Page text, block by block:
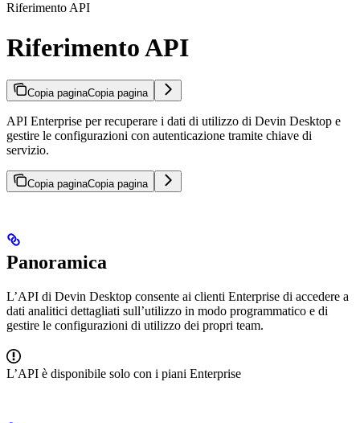
Riferimento API
Riferimento API
Copia paginaCopia pagina
API Enterprise per recuperare i dati di utilizzo di Devin Desktop e
gestire le configurazioni con autenticazione tramite chiave di
servizio.
Copia paginaCopia pagina
Panoramica
L’API di Devin Desktop consente ai clienti Enterprise di accedere a
dati analitici dettagliati sull’utilizzo in modo programmatico e di
gestire le configurazioni di utilizzo dei propri team.
L’API è disponibile solo con i piani Enterprise